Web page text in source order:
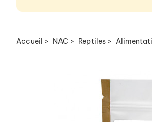
Accueil > NAC > Reptiles >